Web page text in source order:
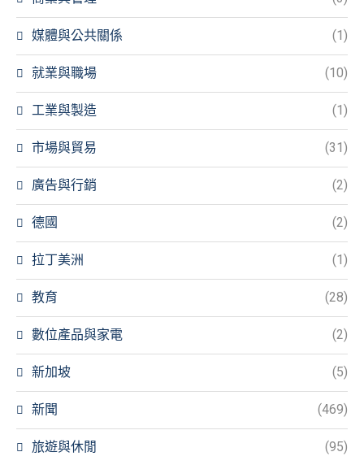
媒體與公共關係 (1)
就業與職場 (10)
工業與製造 (1)
市場與貿易 (31)
廣告與行銷 (2)
德國 (2)
拉丁美洲 (1)
教育 (28)
數位產品與家電 (2)
新加坡 (5)
新聞 (469)
旅遊與休閒 (95)